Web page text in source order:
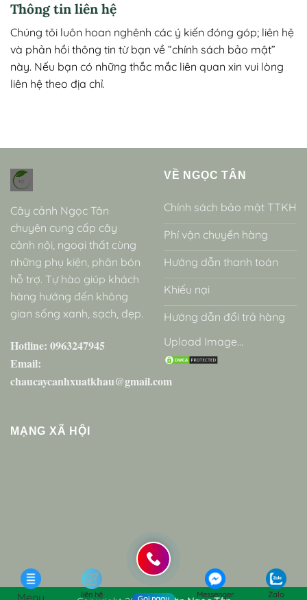
Thông tin liên hệ
Chúng tôi luôn hoan nghênh các ý kiến đóng góp; liên hệ
và phản hồi thông tin từ bạn về “chính sách bảo mật”
này. Nếu bạn có những thắc mắc liên quan xin vui lòng
liên hệ theo địa chỉ.
Cây cảnh Ngọc Tân
chuyên cung cấp cây
cảnh nội, ngoại thất cùng
những phụ kiện, phân bón
hỗ trợ. Tự hào giúp khách
hàng hướng đến không
gian sống xanh, sạch, đẹp.
Hotline: 0963247945
Email:
chaucaycanhxuatkhau@gmail.com
VỀ NGỌC TÂN
Chính sách bảo mật TTKH
Phí vận chuyển hàng
Hướng dẫn thanh toán
Khiếu nại
Hướng dẫn đổi trả hàng
Upload Image...
MẠNG XÃ HỘI
Menu liên hệ Messenger Zalo